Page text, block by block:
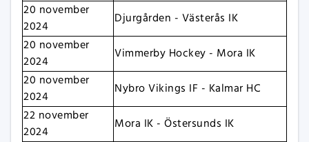
20 november
2024
Djurgården - Västerås IK
20 november
2024
Vimmerby Hockey - Mora IK
20 november
2024
Nybro Vikings IF - Kalmar HC
22 november
2024
Mora IK - Östersunds IK